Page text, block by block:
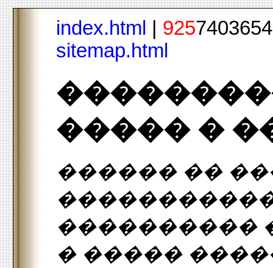
index.html 925
sitemap.html
����� �
������ ��
����������
� �����